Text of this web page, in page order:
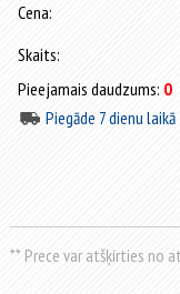
Cena:
Skaits:
Pieejamais daudzums: 0
Piegāde 7 dienu laikā
** Prece var atšķirties no